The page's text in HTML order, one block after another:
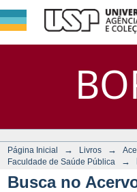
Busca
DSpace/
Página Inicial → Livros →
Faculdade de Saúde Pública
→
Busca no